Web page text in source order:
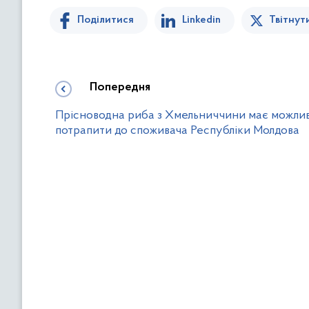
Поділитися Linkedin
Попередня
Прісноводна риба з Хмельниччини має
потрапити до споживача Республіки Молдова